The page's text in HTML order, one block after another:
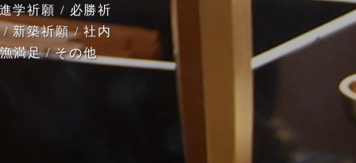
学祈願 / 必勝祈
新築祈願 / 社内
満足 / その他